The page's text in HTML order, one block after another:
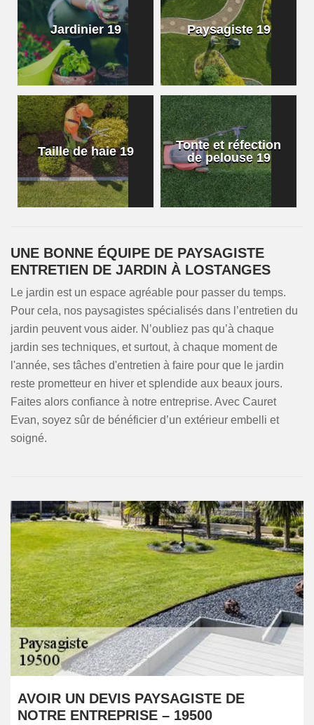
Jardinier 19 Paysagiste 19
Taille de haie 19
Tonte et réfection
de pelouse 19
UNE BONNE ÉQUIPE DE PAYSAGISTE
ENTRETIEN DE JARDIN À LOSTANGES
Le jardin est un espace agréable pour passer du temps.
Pour cela, nos paysagistes spécialisés dans l’entretien du
jardin peuvent vous aider. N’oubliez pas qu’à chaque
jardin ses techniques, et surtout, à chaque moment de
l'année, ses tâches d'entretien à faire pour que le jardin
reste prometteur en hiver et splendide aux beaux jours.
Faites alors confiance à notre entreprise. Avec Cauret
Evan, soyez sûr de bénéficier d’un extérieur embelli et
soigné.
AVOIR UN DEVIS PAYSAGISTE DE
NOTRE ENTREPRISE – 19500